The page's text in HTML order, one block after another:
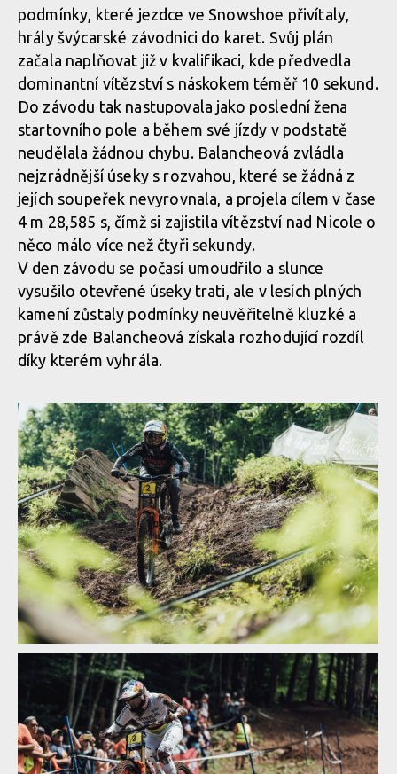
Světový pohátr ve sjezdu, Snowshow: lídři zvětšují náskok
Světový pohátr ve sjezdu, Snowshow: lídři zvětšují náskok
Světový pohátr ve sjezdu, Snowshow: lídři zvětšují náskok
podmínky, které jezdce ve Snowshoe přivítaly,
hrály švýcarské závodnici do karet. Svůj plán
začala naplňovat již v kvalifikaci, kde předvedla
dominantní vítězství s náskokem téměř 10 sekund.
Do závodu tak nastupovala jako poslední žena
startovního pole a během své jízdy v podstatě
neudělala žádnou chybu. Balancheová zvládla
nejzrádnější úseky s rozvahou, které se žádná z
jejích soupeřek nevyrovnala, a projela cílem v čase
4 m 28,585 s, čímž si zajistila vítězství nad Nicole o
něco málo více než čtyři sekundy.
V den závodu se počasí umoudřilo a slunce
vysušilo otevřené úseky trati, ale v lesích plných
kamení zůstaly podmínky neuvěřitelně kluzké a
právě zde Balancheová získala rozhodující rozdíl
díky kterém vyhrála.
Světový pohátr ve sjezdu, Snowshow: lídři zvětšují náskok
Světový pohátr ve sjezdu, Snowshow: lídři zvětšují náskok